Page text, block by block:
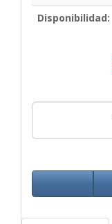
Disponibilidad: